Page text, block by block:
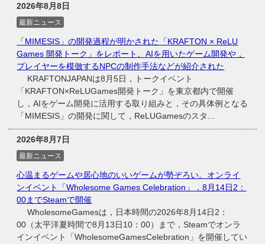
2026年8月8日
最新ニュース
「MIMESIS」の開発過程が明かされた「KRAFTON × ReLU
Games 開発トーク」をレポート。AIを用いたゲーム開発や，
プレイヤーを模倣するNPCの制作手法などが紹介された
KRAFTONJAPANは8月5日，トークイベント
「KRAFTON×ReLUGames開発トーク」を東京都内で開催
し，AIをゲーム開発に活用する取り組みと，その具体例となる
「MIMESIS」の開発に関して，ReLUGamesのスタ...
2026年8月7日
最新ニュース
心温まるゲームや居心地のいいゲームが勢ぞろい。オンライ
ンイベント「Wholesome Games Celebration」，8月14日2：
00までSteamで開催
WholesomeGamesは，日本時間の2026年8月14日2：
00（太平洋夏時間で8月13日10：00）まで，Steamでオンラ
インイベント「WholesomeGamesCelebration」を開催してい